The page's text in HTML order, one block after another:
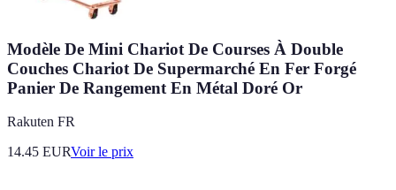
Modèle De Mini Chariot De Courses À Double
Couches Chariot De Supermarché En Fer Forgé
Panier De Rangement En Métal Doré Or
Rakuten FR
14.45 EURVoir le prix